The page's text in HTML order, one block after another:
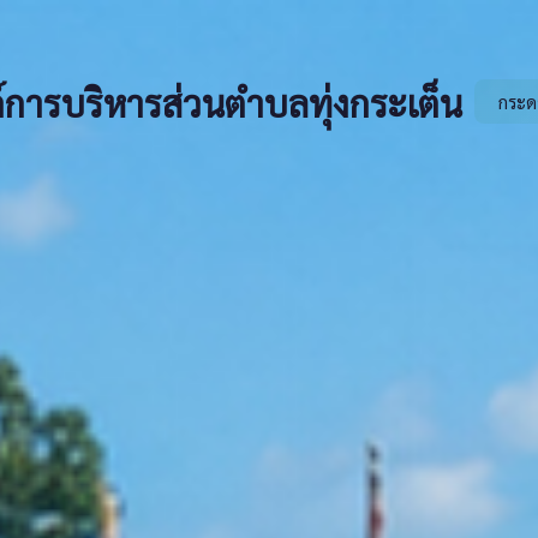
ารบริหารส่วนตำบลทุ่งกระเต็น กระ